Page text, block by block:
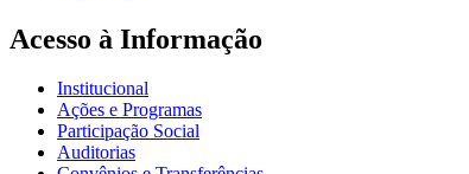
Acesso à Informação
Institucional
Ações e Programas
Participação Social
Auditorias